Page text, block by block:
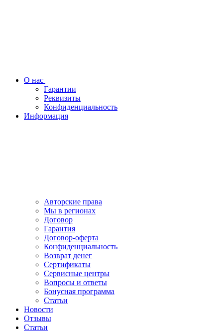
О нас
Гарантии
Реквизиты
Конфиденциальность
Информация
Авторские права
Мы в регионах
Договор
Гарантия
Договор-оферта
Конфиденциальность
Возврат денег
Сертификаты
Сервисные центры
Вопросы и ответы
Бонусная программа
Статьи
Новости
Отзывы
Статьи